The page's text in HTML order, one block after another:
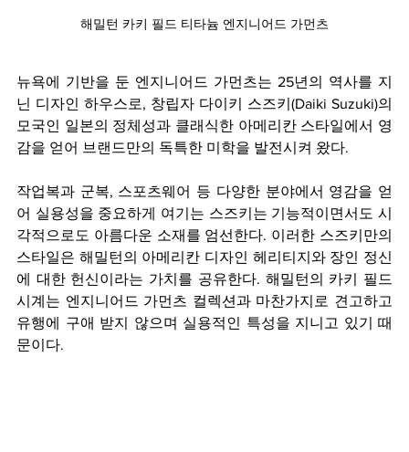
해밀턴 카키 필드 티타늄 엔지니어드 가먼츠
뉴욕에 기반을 둔 엔지니어드 가먼츠는 25년의 역사를 지
닌 디자인 하우스로, 창립자 다이키 스즈키(Daiki Suzuki)의
모국인 일본의 정체성과 클래식한 아메리칸 스타일에서 영
감을 얻어 브랜드만의 독특한 미학을 발전시켜 왔다.
작업복과 군복, 스포츠웨어 등 다양한 분야에서 영감을 얻
어 실용성을 중요하게 여기는 스즈키는 기능적이면서도 시
각적으로도 아름다운 소재를 엄선한다. 이러한 스즈키만의
스타일은 해밀턴의 아메리칸 디자인 헤리티지와 장인 정신
에 대한 헌신이라는 가치를 공유한다. 해밀턴의 카키 필드
시계는 엔지니어드 가먼츠 컬렉션과 마찬가지로 견고하고
유행에 구애 받지 않으며 실용적인 특성을 지니고 있기 때
문이다.